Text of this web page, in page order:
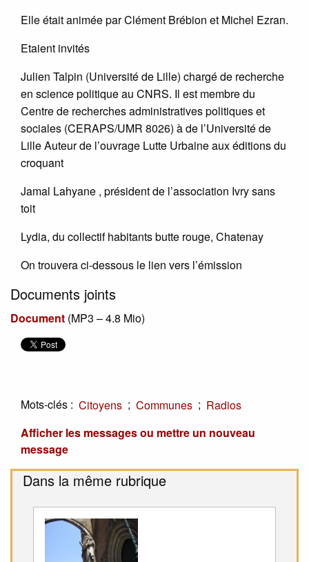
Elle était animée par Clément Brébion et Michel Ezran.
Etaient invités
Julien Talpin (Université de Lille) chargé de recherche
en science politique au CNRS. Il est membre du
Centre de recherches administratives politiques et
sociales (CERAPS/UMR 8026) à de l’Université de
Lille Auteur de l’ouvrage Lutte Urbaine aux éditions du
croquant
Jamal Lahyane , président de l’association Ivry sans
toit
Lydia, du collectif habitants butte rouge, Chatenay
On trouvera ci-dessous le lien vers l’émission
Documents joints
Document (MP3 – 4.8 Mio)
Mots-clés : Citoyens ; Communes ; Radios
Afficher les messages ou mettre un nouveau
message
Dans la même rubrique